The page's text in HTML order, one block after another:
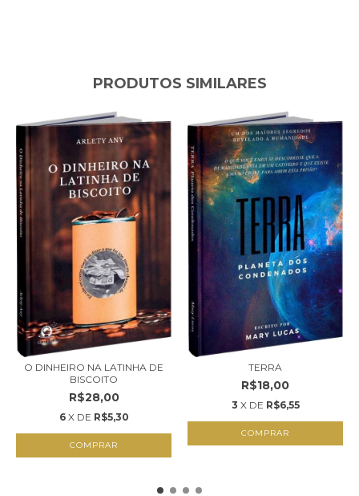
PRODUTOS SIMILARES
O DINHEIRO NA LATINHA DE
BISCOITO
R$28,00
6 X DE R$5,30
COMPRAR
TERRA
R$18,00
3 X DE R$6,55
COMPRAR